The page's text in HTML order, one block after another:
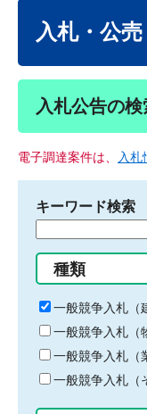
入札・公売
入札公告の検
電子調達案件は、 入
キーワード検索
る
キ
ー
ワ
ー
ド
種類
一般競争入札（
一般競争入札（
一般競争入札（
一般競争入札（